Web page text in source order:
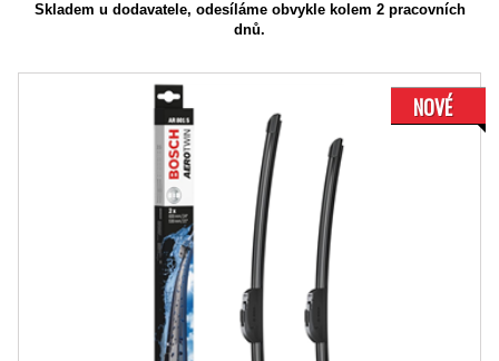
Skladem u dodavatele, odesíláme obvykle kolem 2 pracovních
dnů.
NOVÉ